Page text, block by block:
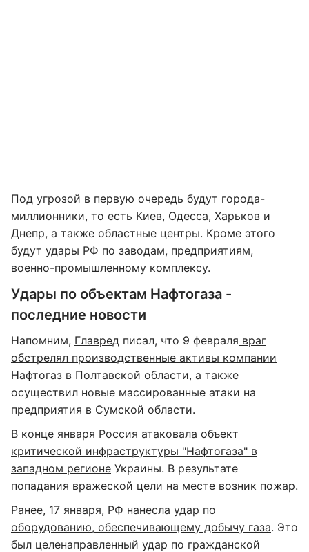
Под угрозой в первую очередь будут города-
миллионники, то есть Киев, Одесса, Харьков и
Днепр, а также областные центры. Кроме этого
будут удары РФ по заводам, предприятиям,
военно-промышленному комплексу.
Удары по объектам Нафтогаза -
последние новости
Напомним, Главред писал, что 9 февраля враг
обстрелял производственные активы компании
Нафтогаз в Полтавской области, а также
осуществил новые массированные атаки на
предприятия в Сумской области.
В конце января Россия атаковала объект
критической инфраструктуры "Нафтогаза" в
западном регионе Украины. В результате
попадания вражеской цели на месте возник пожар.
Ранее, 17 января, РФ нанесла удар по
оборудованию, обеспечивающему добычу газа. Это
был целенаправленный удар по гражданской